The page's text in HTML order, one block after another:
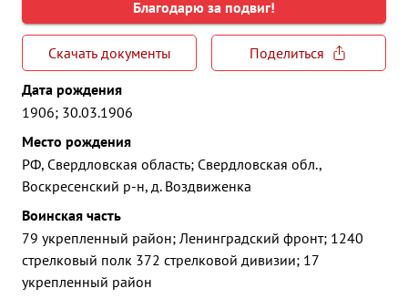
Благодарю за подвиг!
Скачать документы
Поделиться
Дата рождения
1906; 30.03.1906
Место рождения
РФ, Свердловская область; Свердловская обл.,
Воскресенский р-н, д. Воздвиженка
Воинская часть
79 укрепленный район; Ленинградский фронт; 1240
стрелковый полк 372 стрелковой дивизии; 17
укрепленный район